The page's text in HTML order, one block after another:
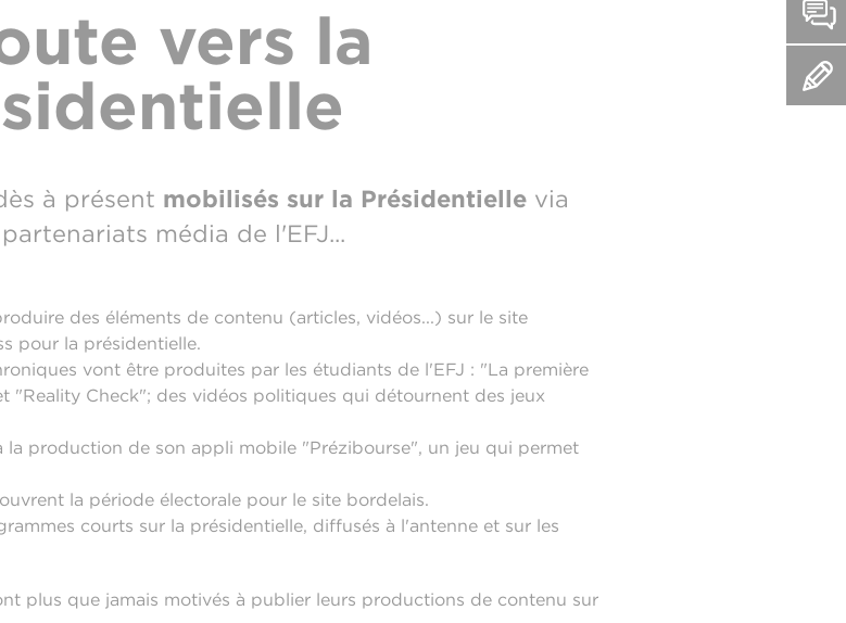
vers la
à présent mobilisés sur la Présidentielle via
média de l'EFJ...
des éléments de contenu (articles, vidéos...) sur le site
pour la présidentielle.
vont être produites par les étudiants de l'EFJ : "La première
"Reality Check"; des vidéos politiques qui détournent des jeux
la production de son appli mobile "Prézibourse", un jeu qui permet
la période électorale pour le site bordelais.
courts sur la présidentielle, diffusés à l'antenne et sur les
plus que jamais motivés à publier leurs productions de contenu sur